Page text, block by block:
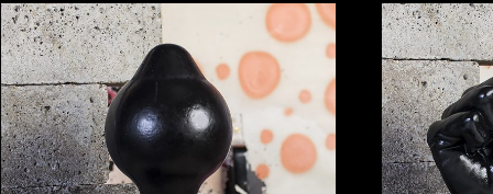
Dit
product
heeft
meerdere
variaties.
Deze
optie
Dit
product
heeft
meerdere
variaties.
Deze
optie